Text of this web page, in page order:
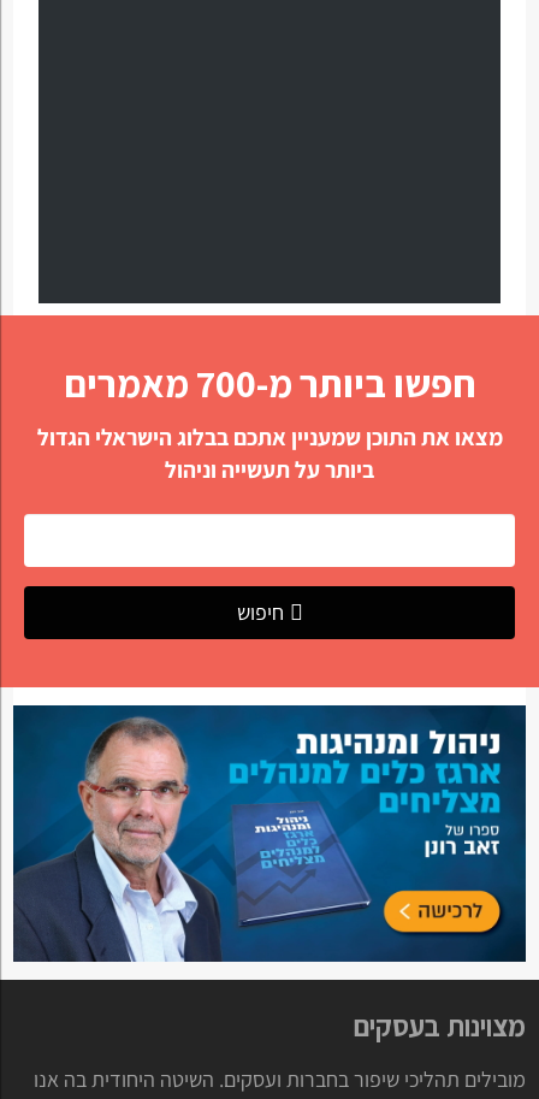
חפשו ביותר מ-700 מאמרים
מצאו את התוכן שמעניין אתכם בבלוג הישראלי הגדול
ביותר על תעשייה וניהול
חיפוש
מצוינות בעסקים
מובילים תהליכי שיפור בחברות ועסקים. השיטה היחודית בה אנו